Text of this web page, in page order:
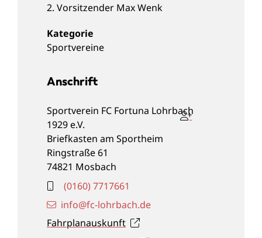
2. Vorsitzender MaxWenk
Sportvereine
Anschrift
Sportverein FC Fortuna Lohrbach
1929 e.V.
Briefkasten am Sportheim
Ringstraße 61
74821 Mosbach
Fahrplanauskunft
info@fc-lohrbach.de
(0160) 7717661